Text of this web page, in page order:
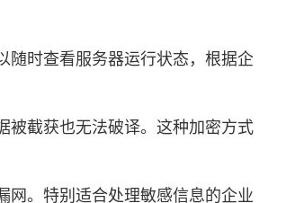
随时查看服务器运行状态，根据企
被截获也无法破译。这种加密方式
网。特别适合处理敏感信息的企业